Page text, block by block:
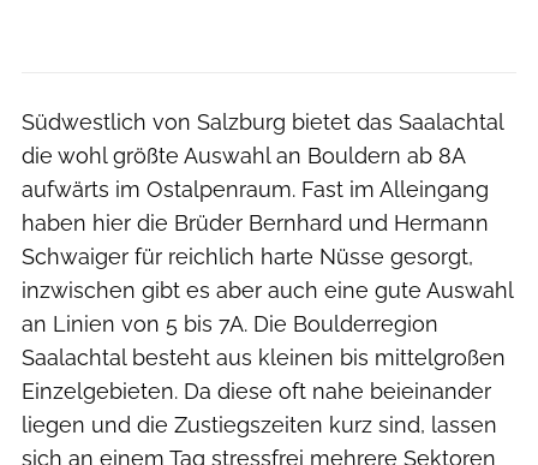
Südwestlich von Salzburg bietet das Saalachtal
die wohl größte Auswahl an Bouldern ab 8A
aufwärts im Ostalpenraum. Fast im Alleingang
haben hier die Brüder Bernhard und Hermann
Schwaiger für reichlich harte Nüsse gesorgt,
inzwischen gibt es aber auch eine gute Auswahl
an Linien von 5 bis 7A. Die Boulderregion
Saalachtal besteht aus kleinen bis mittelgroßen
Einzelgebieten. Da diese oft nahe beieinander
liegen und die Zustiegszeiten kurz sind, lassen
sich an einem Tag stressfrei mehrere Sektoren